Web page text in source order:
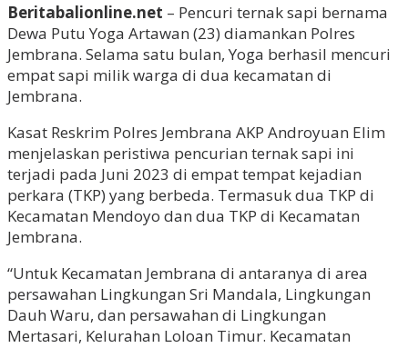
Beritabalionline.net – Pencuri ternak sapi bernama
Dewa Putu Yoga Artawan (23) diamankan Polres
Jembrana. Selama satu bulan, Yoga berhasil mencuri
empat sapi milik warga di dua kecamatan di
Jembrana.
Kasat Reskrim Polres Jembrana AKP Androyuan Elim
menjelaskan peristiwa pencurian ternak sapi ini
terjadi pada Juni 2023 di empat tempat kejadian
perkara (TKP) yang berbeda. Termasuk dua TKP di
Kecamatan Mendoyo dan dua TKP di Kecamatan
Jembrana.
“Untuk Kecamatan Jembrana di antaranya di area
persawahan Lingkungan Sri Mandala, Lingkungan
Dauh Waru, dan persawahan di Lingkungan
Mertasari, Kelurahan Loloan Timur. Kecamatan